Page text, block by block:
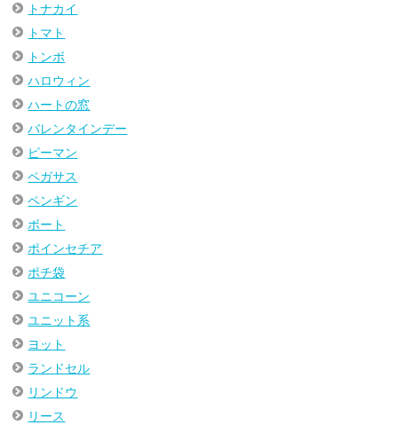
トナカイ
トマト
トンボ
ハロウィン
ハートの窓
バレンタインデー
ピーマン
ペガサス
ペンギン
ボート
ポインセチア
ポチ袋
ユニコーン
ユニット系
ヨット
ランドセル
リンドウ
リース